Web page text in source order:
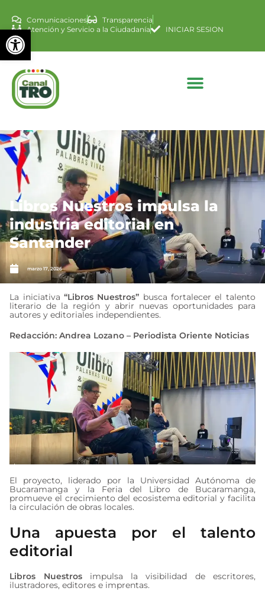
Abrir barra de
Comunicaciones
Transparencia
Atención y Servicio a la Ciudadanía
INICIAR SESION
Libros Nuestros impulsa la
industria editorial en
Santander
marzo 17, 2026
La iniciativa “Libros Nuestros” busca fortalecer el talento
literario de la región y abrir nuevas oportunidades para
autores y editoriales independientes.
Redacción: Andrea Lozano – Periodista Oriente Noticias
El proyecto, liderado por la Universidad Autónoma de
Bucaramanga y la Feria del Libro de Bucaramanga,
promueve el crecimiento del ecosistema editorial y facilita
la circulación de obras locales.
Una apuesta por el talento
editorial
Libros Nuestrosimpulsa la visibilidad de escritores,
ilustradores, editores e imprentas.